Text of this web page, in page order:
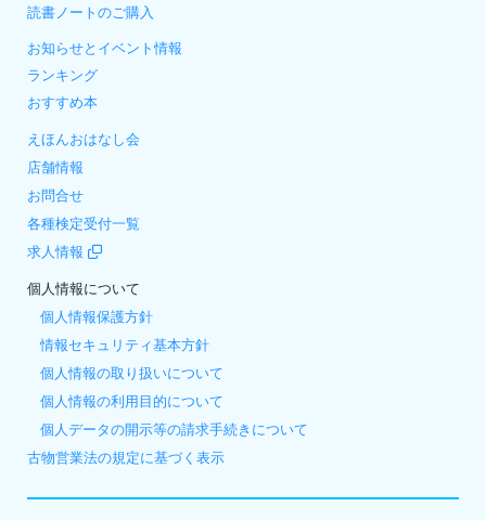
読書ノートのご購入
お知らせとイベント情報
ランキング
おすすめ本
えほんおはなし会
店舗情報
お問合せ
各種検定受付一覧
求人情報
個人情報について
個人情報保護方針
情報セキュリティ基本方針
個人情報の取り扱いについて
個人情報の利用目的について
個人データの開示等の請求手続きについて
古物営業法の規定に基づく表示